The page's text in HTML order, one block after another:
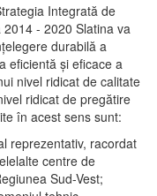
Integrată de
- 2020 Slatina va
durabilă a
eficientă şi eficace a
nivel ridicat de calitate
ridicat de pregătire
în acest sens sunt:
reprezentativ, racordat
centre de
Sud-Vest;